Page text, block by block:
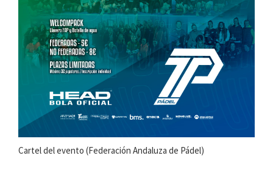
Cartel del evento (Federación Andaluza de Pádel)